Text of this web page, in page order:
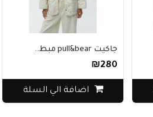
جاكيت pull&bear مبط..
₪280
اضافة الي السلة